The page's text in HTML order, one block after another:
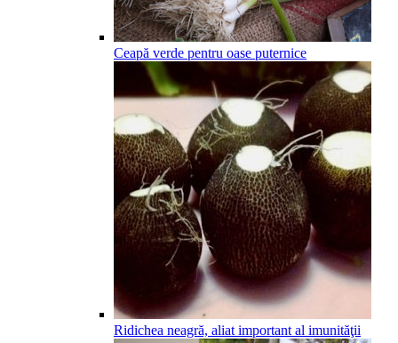
Ceapă verde pentru oase puternice
Ridichea neagră, aliat important al imunităţii